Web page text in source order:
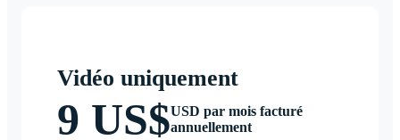
Vidéo uniquement
9 US$USD par mois facturé
annuellement